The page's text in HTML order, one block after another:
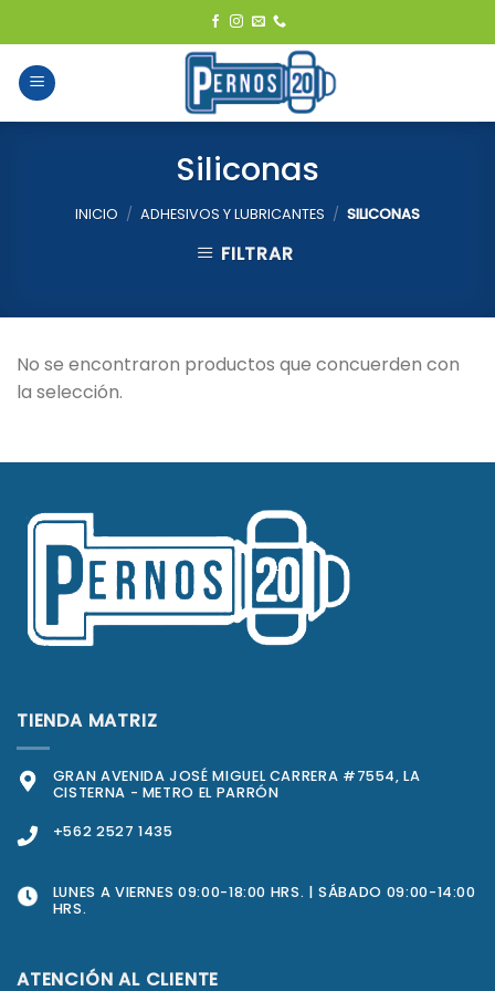
to
content
Siliconas
INICIO / ADHESIVOS Y LUBRICANTES / SILICONAS
FILTRAR
No se encontraron productos que concuerden con
la selección.
TIENDA MATRIZ
GRAN AVENIDA JOSÉ MIGUEL CARRERA #7554, LA
CISTERNA - METRO EL PARRÓN
+562 2527 1435
LUNES A VIERNES 09:00-18:00 HRS. | SÁBADO 09:00-14:00
HRS.
ATENCIÓN AL CLIENTE